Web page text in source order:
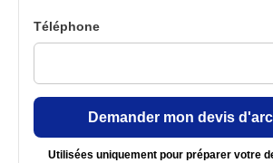
Téléphone
Demander mon devis
Utilisées uniquement pour préparer votre